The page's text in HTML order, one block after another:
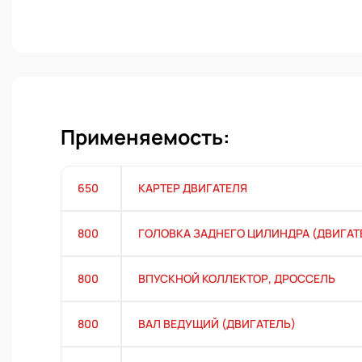
Применяемость:
650 КАРТЕР ДВИГАТЕЛЯ
800 ГОЛОВКА ЗАДНЕГО ЦИЛИНДРА
800 ВПУСКНОЙ КОЛЛЕКТОР, ДРОССЕЛЬ
800 ВАЛ ВЕДУЩИЙ (ДВИГАТЕЛЬ)